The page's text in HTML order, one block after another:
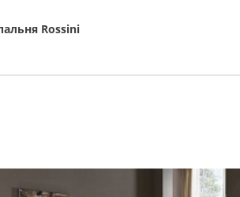
Rossini